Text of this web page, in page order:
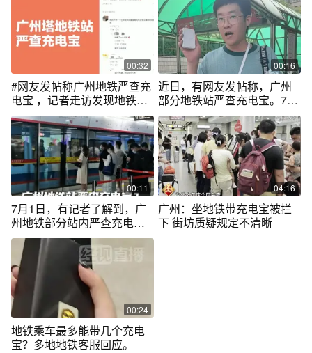
00:32
#网友发帖称广州地铁严查充
电宝 ，记者走访发现地铁对
充电宝容量及携带数量有限
制 #广东dou知道
00:16
近日，有网友发帖称，广州
部分地铁站严查充电宝。7月
2日，记者带上1万毫安的3C
充电宝，分别来到广州塔地
铁站和体育西路地铁站，随
身小包需人工检查，充电宝
并未单独进行查看。记者从
广州地铁了解到，目前关于
充电宝进站安检的相关要求
没有调整，根据现有要求，
每位乘客携带充电宝不超过5
00:11
7月1日，有记者了解到，广
州地铁部分站内严查充电
宝。地铁工作人员称：每位
乘客携带充电宝不超过5块，
且单个额定容量值不大于
20000mAh，目前没有收到
有关3C认证的要求。#充电
宝 #广州地铁 @抖音短视频
@DOU+小助手
04:16
广州：坐地铁带充电宝被拦
下 街坊质疑规定不清晰
00:24
地铁乘车最多能带几个充电
宝？多地地铁客服回应。